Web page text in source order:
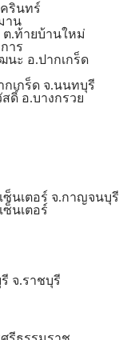
รินทร์
าน
ต.ท้ายบ้านใหม่
าร
นะ อ.ปากเกร็ด
กเกร็ด จ.นนทบุรี
ดิ์ อ.บางกรวย
ซ็นเตอร์ จ.กาญจนบุรี
นเตอร์
จ.ราชบุรี